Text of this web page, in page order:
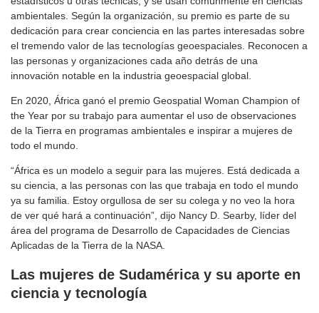
ambientales. Según la organización, su premio es parte de su
dedicación para crear conciencia en las partes interesadas sobre
el tremendo valor de las tecnologías geoespaciales. Reconocen a
las personas y organizaciones cada año detrás de una
innovación notable en la industria geoespacial global.
En 2020, África ganó el premio Geospatial Woman Champion of
the Year por su trabajo para aumentar el uso de observaciones
de la Tierra en programas ambientales e inspirar a mujeres de
todo el mundo.
“África es un modelo a seguir para las mujeres. Está dedicada a
su ciencia, a las personas con las que trabaja en todo el mundo
ya su familia. Estoy orgullosa de ser su colega y no veo la hora
de ver qué hará a continuación”, dijo Nancy D. Searby, líder del
área del programa de Desarrollo de Capacidades de Ciencias
Aplicadas de la Tierra de la NASA.
Las mujeres de Sudamérica y su aporte en
ciencia y tecnología